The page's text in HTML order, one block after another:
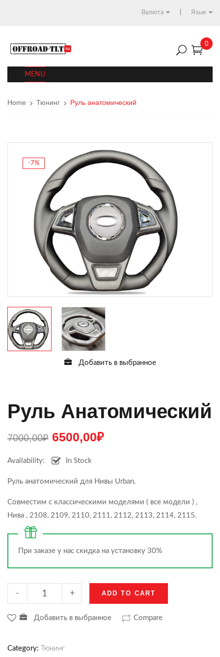
Валюта Язык
0
MENU
Home Тюнинг Руль анатомический
-7%
Добавить в выбранное
Руль Анатомический
7000,00₽ 6500,00₽
Availability: In Stock
Руль анатомический для Нивы Urban.
Совместим с классическими моделями ( все модели ) ,
Нива , 2108, 2109, 2110, 2111, 2112, 2113, 2114, 2115.
При заказе у нас скидка на установку 30%
+
- ADD TO CART
Добавить в выбранное Compare
Category: Тюнинг